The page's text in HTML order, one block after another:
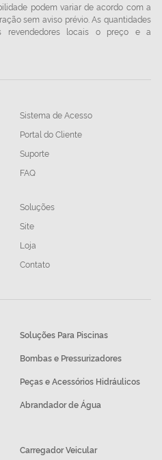
podem variar de acordo com a
sem aviso prévio. As quantidades
revendedores locais o preço e a
Sistema de Acesso
Portal do Cliente
Suporte
FAQ
Soluções
Site
Loja
Contato
Soluções Para Piscinas
Bombas e Pressurizadores
Peças e Acessórios Hidráulicos
Abrandador de Água
Carregador Veicular